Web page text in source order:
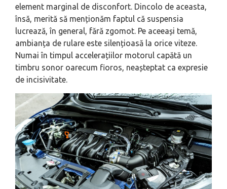
element marginal de disconfort. Dincolo de aceasta,
însă, merită să menționăm faptul că suspensia
lucrează, în general, fără zgomot. Pe aceeași temă,
ambianța de rulare este silențioasă la orice viteze.
Numai în timpul accelerațiilor motorul capătă un
timbru sonor oarecum fioros, neașteptat ca expresie
de incisivitate.